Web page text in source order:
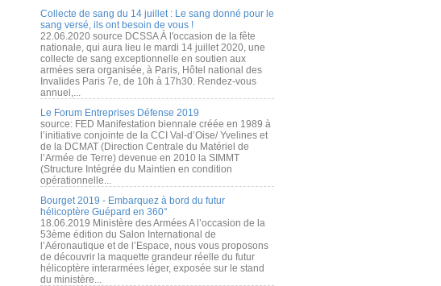
Collecte de sang du 14 juillet : Le sang donné pour le
sang versé, ils ont besoin de vous !
22.06.2020 source DCSSA À l'occasion de la fête
nationale, qui aura lieu le mardi 14 juillet 2020, une
collecte de sang exceptionnelle en soutien aux
armées sera organisée, à Paris, Hôtel national des
Invalides Paris 7e, de 10h à 17h30. Rendez-vous
annuel,...
Le Forum Entreprises Défense 2019
source: FED Manifestation biennale créée en 1989 à
l’initiative conjointe de la CCI Val-d’Oise/ Yvelines et
de la DCMAT (Direction Centrale du Matériel de
l’Armée de Terre) devenue en 2010 la SIMMT
(Structure Intégrée du Maintien en condition
opérationnelle...
Bourget 2019 - Embarquez à bord du futur
hélicoptère Guépard en 360°
18.06.2019 Ministère des Armées A l’occasion de la
53ème édition du Salon International de
l’Aéronautique et de l’Espace, nous vous proposons
de découvrir la maquette grandeur réelle du futur
hélicoptère interarmées léger, exposée sur le stand
du ministère...